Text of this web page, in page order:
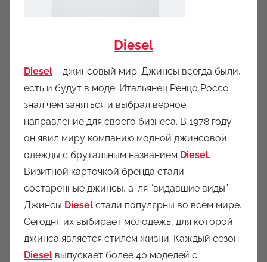
Diesel
Diesel – джинсовый мир. Джинсы всегда были,
есть и будут в моде. Итальянец Ренцо Россо
знал чем заняться и выбрал верное
направление для своего бизнеса. В 1978 году
он явил миру компанию модной джинсовой
одежды с брутальным названием Diesel.
Визитной карточкой бренда стали
состаренные джинсы, а-ля “видавшие виды”.
Джинсы Diesel стали популярны во всем мире.
Сегодня их выбирает молодежь, для которой
джинса является стилем жизни. Каждый сезон
Diesel выпускает более 40 моделей с